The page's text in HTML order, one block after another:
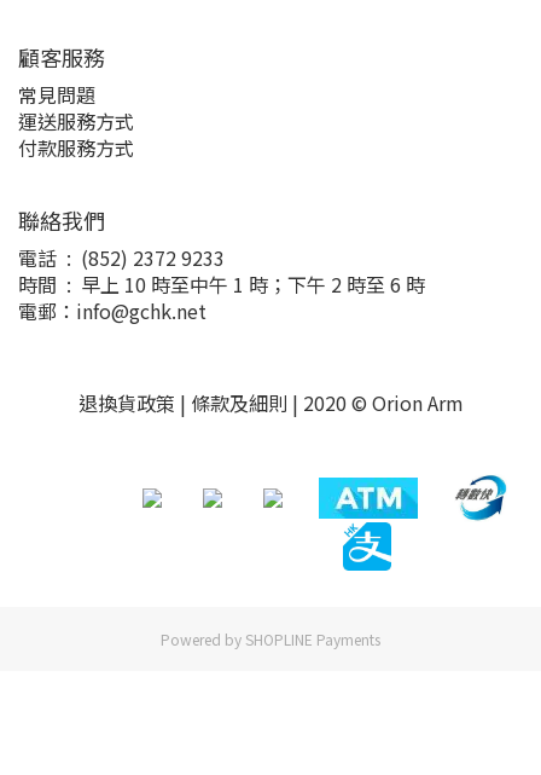
顧客服務
常見問題
運送服務方式
付款服務方式
聯絡我們
電話 : (852) 2372 9233
時間 : 早上 10 時至中午 1 時；下午 2 時至 6 時
電郵：info@gchk.net
退換貨政策 | 條款及細則 | 2020 © Orion Arm
Powered by SHOPLINE Payments